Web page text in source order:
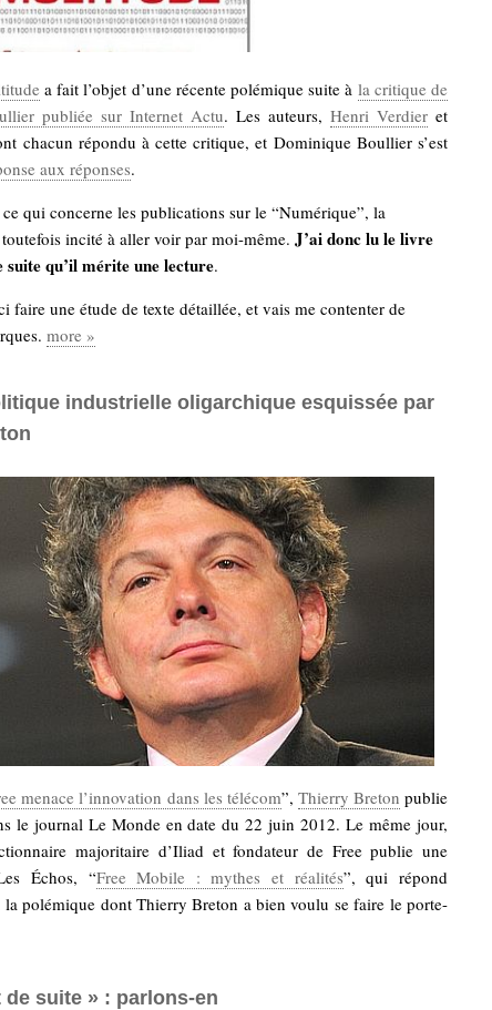
a fait l’objet d’une récente polémique suite à la critique de
publiée sur Internet Actu. Les auteurs, Henri Verdier et
chacun répondu à cette critique, et Dominique Boullier s’est
aux réponses.
qui concerne les publications sur le “Numérique”, la
incité à aller voir par moi-même. J’ai donc lu le livre
suite qu’il mérite une lecture.
faire une étude de texte détaillée, et vais me contenter de
more »
industrielle oligarchique esquissée par
menace l’innovation dans les télécom”, Thierry Breton publie
le journal Le Monde en date du 22 juin 2012. Le même jour,
majoritaire d’Iliad et fondateur de Free publie une
Échos, “Free Mobile : mythes et réalités”, qui répond
la polémique dont Thierry Breton a bien voulu se faire le porte-
de suite » : parlons-en